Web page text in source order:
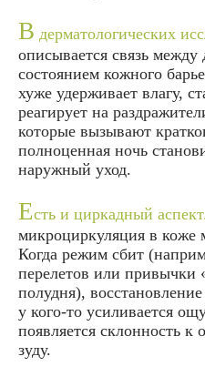
В дерматологических
описывается связь
состоянием кожного
хуже удерживает влагу,
реагирует на
которые вызывают
полноценная ночь
наружный уход.
Есть и циркадный
микроциркуляция в коже
Когда режим сбит
перелетов или привычки
полудня),
у кого‑то усиливается
появляется склонность к
зуду.